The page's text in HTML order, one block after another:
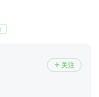
 关注